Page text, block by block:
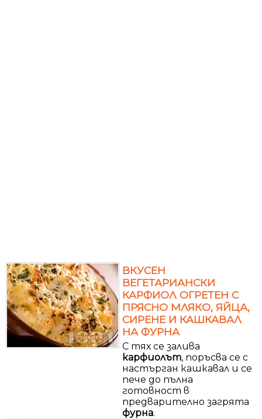
ВКУСЕН
ВЕГЕТАРИАНСКИ
КАРФИОЛ ОГРЕТЕН С
ПРЯСНО МЛЯКО, ЯЙЦА,
СИРЕНЕ И КАШКАВАЛ
НА ФУРНА
С тях се залива
карфиолът, поръсва се с
настърган кашкавал и се
пече до пълна
готовност в
предварително загрята
фурна.